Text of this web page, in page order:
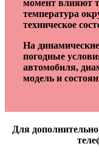
момент влияют
температура
техническое
На
погодные
автомобиля,
модель и
Для